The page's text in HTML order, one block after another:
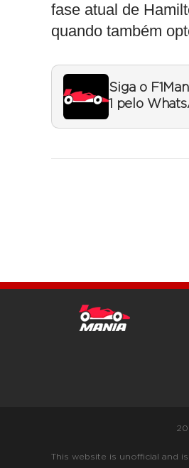
fase atual de
quando também
Siga o
1 pelo
This website is unofficial and is